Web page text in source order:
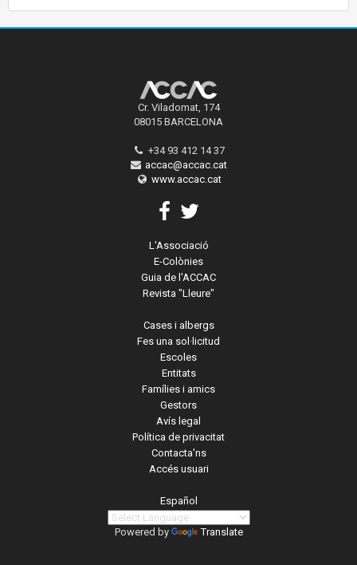
Cr. Viladomat, 174
08015 BARCELONA
+34 93 412 14 37
accac@accac.cat
www.accac.cat
L'Associació
E-Colònies
Guia de l'ACCAC
Revista "Lleure"
Cases i albergs
Fes una sol·licitud
Escoles
Entitats
Famílies i amics
Gestors
Avís legal
Política de privacitat
Contacta'ns
Accés usuari
Español
Powered by Translate